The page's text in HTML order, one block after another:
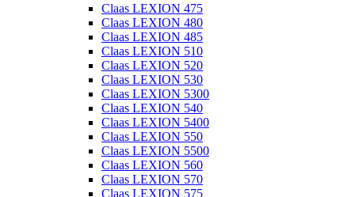
Claas LEXION 475
Claas LEXION 480
Claas LEXION 485
Claas LEXION 510
Claas LEXION 520
Claas LEXION 530
Claas LEXION 5300
Claas LEXION 540
Claas LEXION 5400
Claas LEXION 550
Claas LEXION 5500
Claas LEXION 560
Claas LEXION 570
Claas LEXION 575